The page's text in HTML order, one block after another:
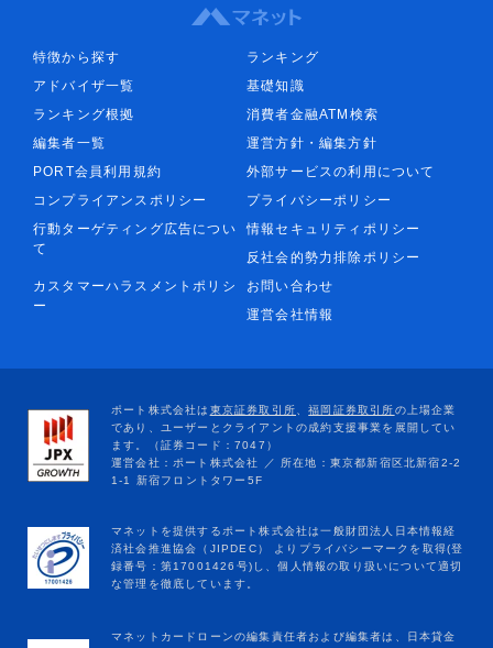
特徴から探す
ランキング
アドバイザ一覧
基礎知識
ランキング根拠
消費者金融ATM検索
編集者一覧
運営方針・編集方針
PORT会員利用規約
外部サービスの利用について
コンプライアンスポリシー
プライバシーポリシー
行動ターゲティング広告につい
て
情報セキュリティポリシー
反社会的勢力排除ポリシー
カスタマーハラスメントポリシ
ー
お問い合わせ
運営会社情報
マネットカードローンの編集責任者および編集者は、日本貸金